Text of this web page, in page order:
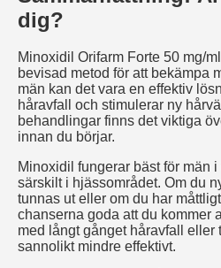
dig?
Minoxidil Orifarm Forte 50 mg/
bevisad metod för att bekämpa
män kan det vara en effektiv
håravfall och stimulerar ny
behandlingar finns det viktiga
innan du börjar.
Minoxidil fungerar bäst för män
särskilt i hjässområdet. Om du
tunnas ut eller om du har
chanserna goda att du kommer
med långt gånget håravfall eller
sannolikt mindre effektivt.